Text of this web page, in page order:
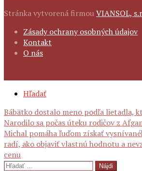
Stránka vytvorená firmou VIANSOL,
FOOTER
NAVIGATION
Zásady ochrany osobných údajov
Kontakt
O nás
SECONDARY
Hľadať
Navigácia
článku
Bábätko dostalo meno podľa lietadla,
Narodilo sa počas úteku rodičov z
Michal pomáha ľuďom získať
radí, ako objaviť vlastnú hodnotu a
cenu
Hľadať: